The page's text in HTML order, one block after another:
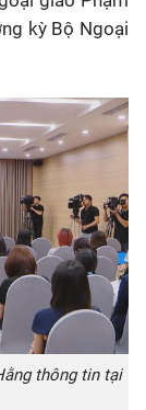
kỳ Bộ Ngoại
thông tin tại